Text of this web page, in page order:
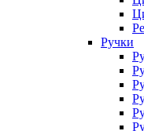
Ручки